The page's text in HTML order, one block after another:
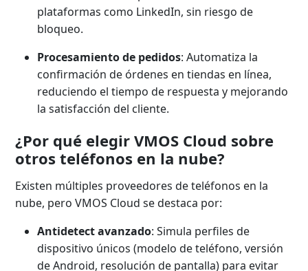
plataformas como LinkedIn, sin riesgo de
bloqueo.
Procesamiento de pedidos: Automatiza la
confirmación de órdenes en tiendas en línea,
reduciendo el tiempo de respuesta y mejorando
la satisfacción del cliente.
¿Por qué elegir VMOS Cloud sobre
otros teléfonos en la nube?
Existen múltiples proveedores de teléfonos en la
nube, pero VMOS Cloud se destaca por:
Antidetect avanzado: Simula perfiles de
dispositivo únicos (modelo de teléfono, versión
de Android, resolución de pantalla) para evitar